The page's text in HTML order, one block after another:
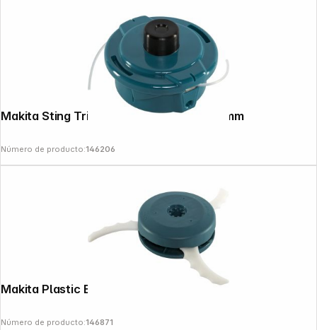
Makita Sting Trimmer Head Tap&Go, 2.4mm
Número de producto:146206
Número de producto:146871